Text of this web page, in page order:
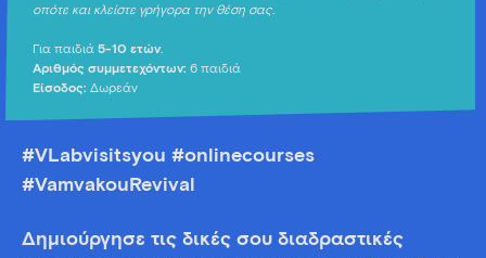
οπότε και κλείστε γρήγορα την θέση σας.
Για παιδιά 5-10 ετών.
Αριθμός συμμετεχόντων: 6 παιδιά
Είσοδος: Δωρεάν
#VLabvisitsyou #onlinecourses
#VamvakouRevival
Δημιούργησε τις δικές σου διαδραστικές